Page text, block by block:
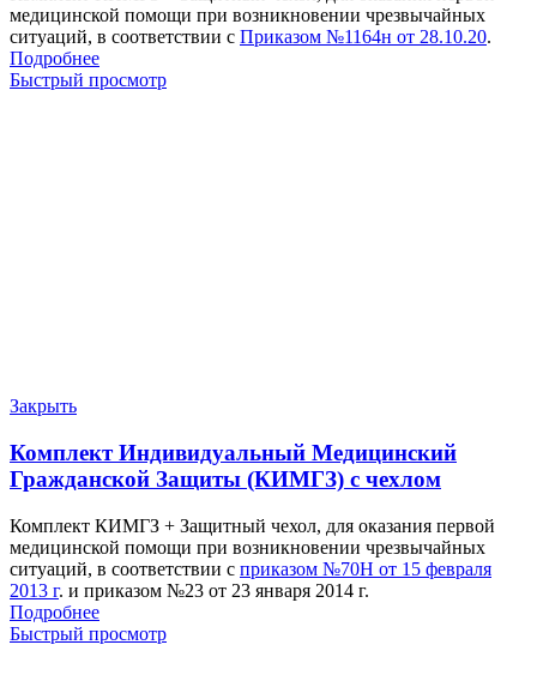
медицинской помощи при возникновении чрезвычайных
ситуаций, в соответствии с Приказом №1164н от 28.10.20.
Подробнее
Быстрый просмотр
Закрыть
Комплект Индивидуальный Медицинский
Гражданской Защиты (КИМГЗ) с чехлом
Комплект КИМГЗ + Защитный чехол, для оказания первой
медицинской помощи при возникновении чрезвычайных
ситуаций, в соответствии с приказом №70Н от 15 февраля
2013 г. и приказом №23 от 23 января 2014 г.
Подробнее
Быстрый просмотр